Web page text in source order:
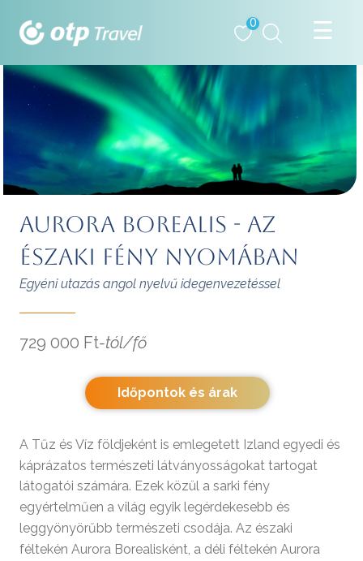
0
AURORA BOREALIS - AZ
ÉSZAKI FÉNY NYOMÁBAN
Egyéni utazás angol nyelvű idegenvezetéssel
729 000 Ft-tól/fő
Időpontok és árak
A Tűz és Víz földjeként is emlegetett Izland egyedi és
káprázatos természeti látványosságokat tartogat
látogatói számára. Ezek közül a sarki fény
egyértelműen a világ egyik legérdekesebb és
leggyönyörűbb természeti csodája. Az északi
féltekén Aurora Borealisként, a déli féltekén Aurora